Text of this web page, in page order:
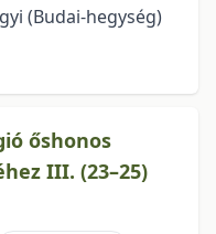
(Budai-hegység)
őshonos
III. (23–25)